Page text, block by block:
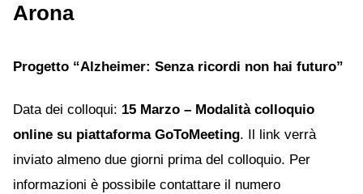
Arona
Progetto “Alzheimer: Senza ricordi non hai futuro”
Data dei colloqui: 15 Marzo – Modalità colloquio
online su piattaforma GoToMeeting. Il link verrà
inviato almeno due giorni prima del colloquio. Per
informazioni è possibile contattare il numero